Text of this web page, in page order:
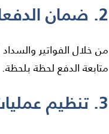
2. ضمان الدفعات في وقتها
من خلال الفواتير
متابعة الدفع لحظة بلحظة.
3. تنظيم عمليات التأجير